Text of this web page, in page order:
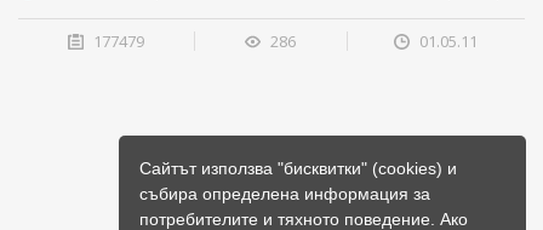
Сайтът използва "бисквитки" (cookies) и
събира определена информация за
потребителите и тяхното поведение. Ако
177479 286 01.05.11